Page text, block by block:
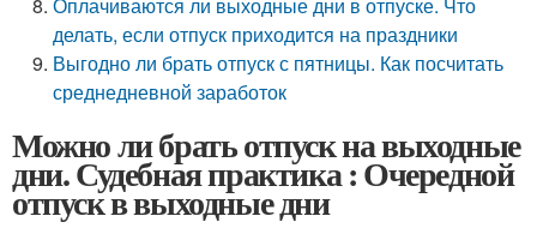
делать, если отпуск приходится на праздники
Выгодно ли брать отпуск с пятницы. Как посчитать
среднедневной заработок
Можно ли брать отпуск на выходные
дни. Судебная практика : Очередной
отпуск в выходные дни